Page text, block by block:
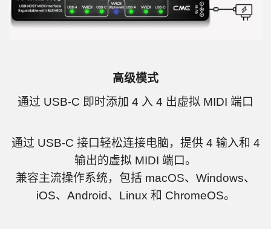
高级模式
通过 USB-C 即时添加 4 入 4 出虚拟 MIDI 端口
通过 USB-C 接口轻松连接电脑，提供 4 输入和 4
输出的虚拟 MIDI 端口。
兼容主流操作系统，包括 macOS、Windows、
iOS、Android、Linux 和 ChromeOS。